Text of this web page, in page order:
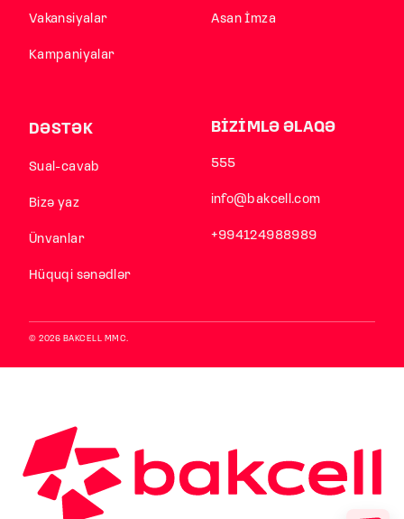
Vakansiyalar
Kampaniyalar
Asan İmza
DƏSTƏK
Sual-cavab
Bizə yaz
Ünvanlar
Hüquqi sənədlər
BİZİMLƏ ƏLAQƏ
555
info@bakcell.com
+994124988989
© 2026 BAKCELL MMC.